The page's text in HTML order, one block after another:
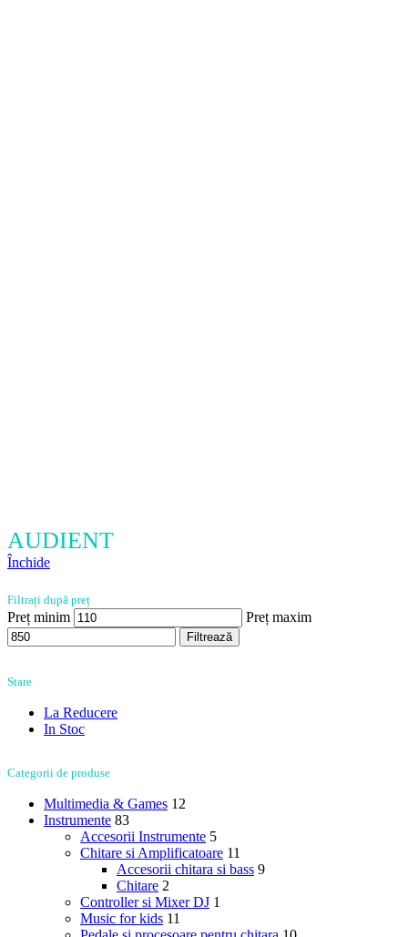
AUDIENT
Închide
Filtrați după preț
Preț minim Preț maxim
Filtrează
Stare
La Reducere
In Stoc
Categorii de produse
Multimedia & Games 12
Instrumente 83
Accesorii Instrumente 5
Chitare si Amplificatoare 11
Accesorii chitara si bass 9
Chitare 2
Controller si Mixer DJ 1
Music for kids 11